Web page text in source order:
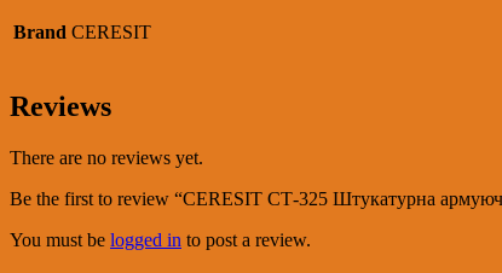
(33)
Brand CERESIT
Reviews
There are no reviews yet.
Be the first to review “СERESIT СТ-325 Штукатурна
You must be logged in to post a review.